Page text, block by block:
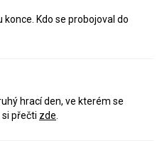
konce. Kdo se probojoval do
hrací den, ve kterém se
přečti zde